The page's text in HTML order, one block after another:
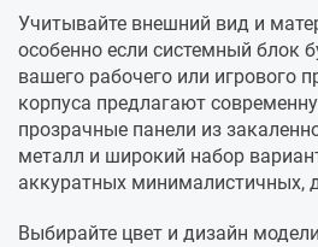
Учитывайте внешний вид и
особенно если системный блок
вашего рабочего или игрового
корпуса предлагают
прозрачные панели из
металл и широкий набор
аккуратных минималистичных,
Выбирайте цвет и дизайн